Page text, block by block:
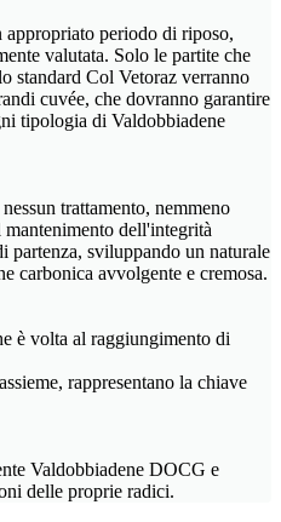
periodo di riposo,
valutata. Solo le partite che
standard Col Vetoraz verranno
cuvée, che dovranno garantire
tipologia di Valdobbiadene
trattamento, nemmeno
dell'integrità
partenza, sviluppando un naturale
carbonica avvolgente e cremosa.
è volta al raggiungimento di
rappresentano la chiave
Valdobbiadene DOCG e
delle proprie radici.